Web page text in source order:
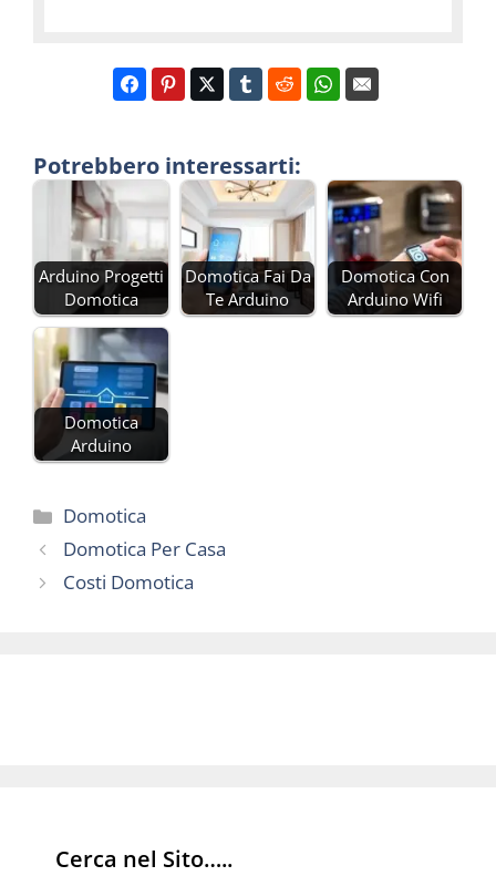
Potrebbero interessarti:
Arduino Progetti
Domotica
Domotica Fai Da
Te Arduino
Domotica Con
Arduino Wifi
Domotica
Arduino
Categorie
Domotica
Domotica Per Casa
Costi Domotica
Cerca nel Sito…..